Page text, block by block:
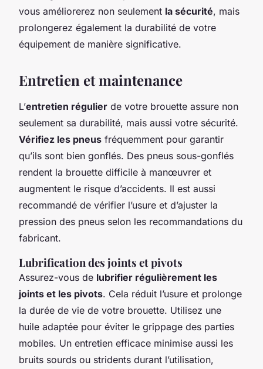
vous améliorerez non seulement la sécurité, mais
prolongerez également la durabilité de votre
équipement de manière significative.
Entretien et maintenance
L’entretien régulier de votre brouette assure non
seulement sa durabilité, mais aussi votre sécurité.
Vérifiez les pneus fréquemment pour garantir
qu’ils sont bien gonflés. Des pneus sous-gonflés
rendent la brouette difficile à manœuvrer et
augmentent le risque d’accidents. Il est aussi
recommandé de vérifier l’usure et d’ajuster la
pression des pneus selon les recommandations du
fabricant.
Lubrification des joints et pivots
Assurez-vous de lubrifier régulièrement les
joints et les pivots. Cela réduit l’usure et prolonge
la durée de vie de votre brouette. Utilisez une
huile adaptée pour éviter le grippage des parties
mobiles. Un entretien efficace minimise aussi les
bruits sourds ou stridents durant l’utilisation,